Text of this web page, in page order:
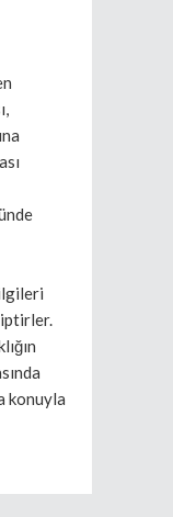
konuyla